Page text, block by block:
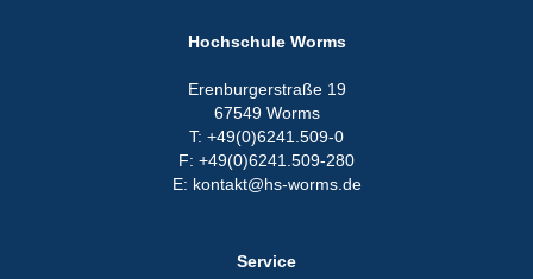
Hochschule Worms
Erenburgerstraße 19
67549 Worms
T: +49(0)6241.509-0
F: +49(0)6241.509-280
E: kontakt@hs-worms.de
Service